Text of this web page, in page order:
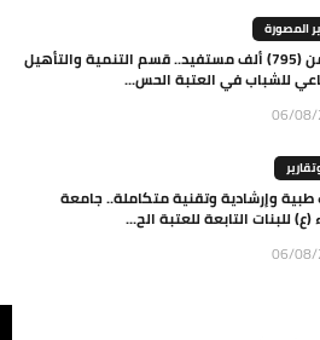
المصورة
بأكثر من (795) ألف مستفيد.. قسم التنمية والتأهيل
للشباب في العتبة الحس...
06/
وإرشادية وتقنية متكاملة.. جامعة
(ع) للبنات التابعة للعتبة الح...
06/